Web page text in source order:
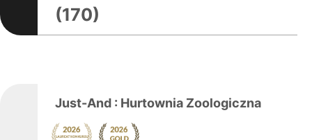
(170)
Just-And : Hurtownia Zoologiczna